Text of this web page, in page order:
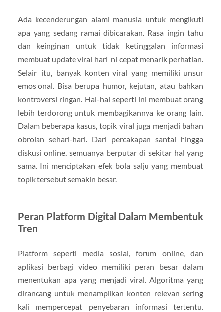
Ada kecenderungan alami manusia untuk mengikuti
apa yang sedang ramai dibicarakan. Rasa ingin tahu
dan keinginan untuk tidak ketinggalan informasi
membuat update viral hari ini cepat menarik perhatian.
Selain itu, banyak konten viral yang memiliki unsur
emosional. Bisa berupa humor, kejutan, atau bahkan
kontroversi ringan. Hal-hal seperti ini membuat orang
lebih terdorong untuk membagikannya ke orang lain.
Dalam beberapa kasus, topik viral juga menjadi bahan
obrolan sehari-hari. Dari percakapan santai hingga
diskusi online, semuanya berputar di sekitar hal yang
sama. Ini menciptakan efek bola salju yang membuat
topik tersebut semakin besar.
Peran Platform Digital Dalam Membentuk
Tren
Platform seperti media sosial, forum online, dan
aplikasi berbagi video memiliki peran besar dalam
menentukan apa yang menjadi viral. Algoritma yang
dirancang untuk menampilkan konten relevan sering
kali mempercepat penyebaran informasi tertentu.